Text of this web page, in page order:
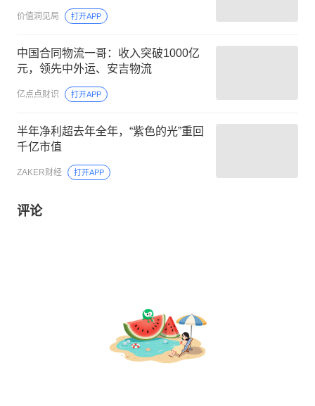
价值洞见局 打开APP
中国合同物流一哥：收入突破1000亿
元，领先中外运、安吉物流
亿点点财识 打开APP
半年净利超去年全年，“紫色的光”重回
千亿市值
ZAKER财经 打开APP
评论